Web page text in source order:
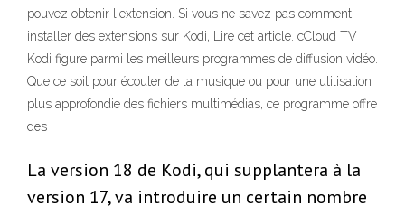
pouvez obtenir l'extension. Si vous ne savez pas comment
installer des extensions sur Kodi, Lire cet article. cCloud TV
Kodi figure parmi les meilleurs programmes de diffusion vidéo.
Que ce soit pour écouter de la musique ou pour une utilisation
plus approfondie des fichiers multimédias, ce programme offre
des
La version 18 de Kodi, qui supplantera à la
version 17, va introduire un certain nombre